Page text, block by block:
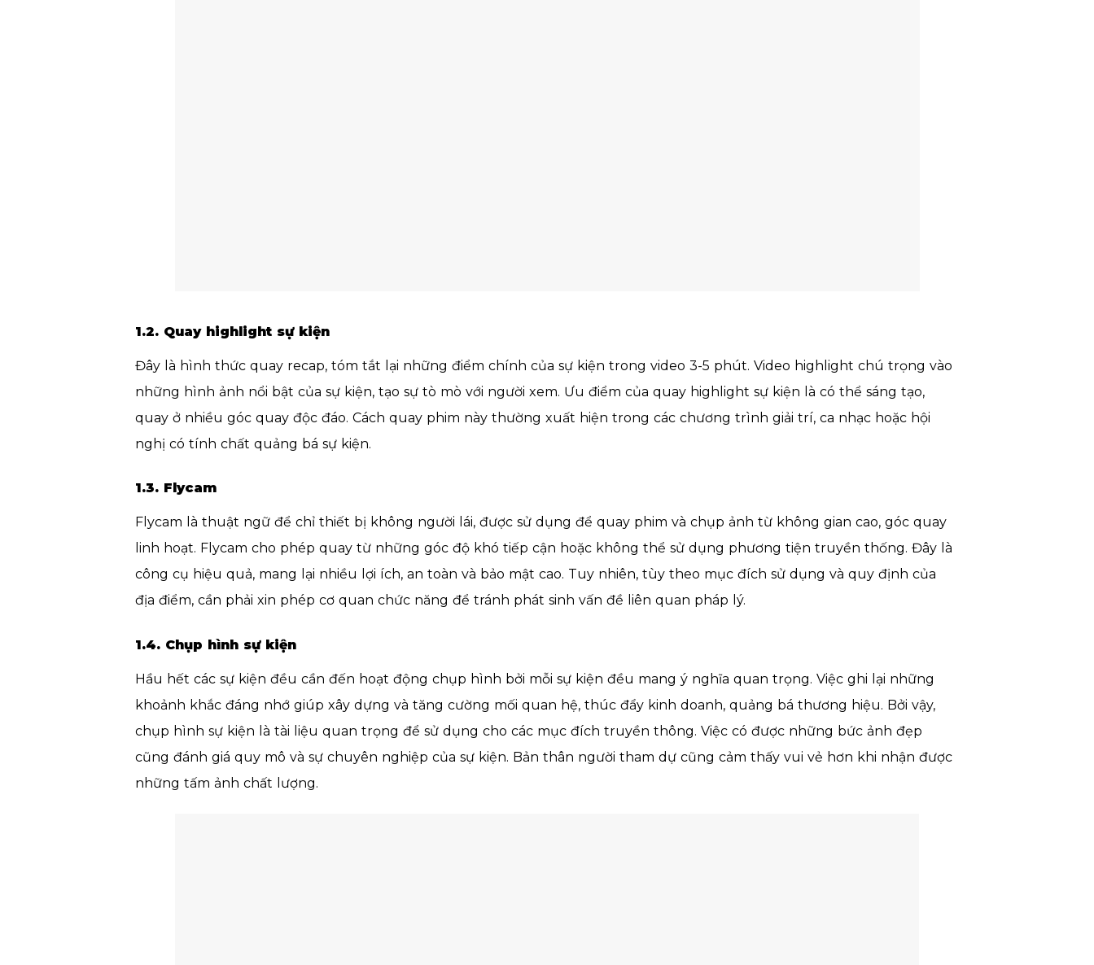
1.2. Quay highlight sự kiện
Đây là hình thức quay recap, tóm tắt lại những điểm chính của sự kiện trong video 3-5 phút. Video highlight chú trọng vào
những hình ảnh nổi bật của sự kiện, tạo sự tò mò với người xem. Ưu điểm của quay highlight sự kiện là có thể sáng tạo,
quay ở nhiều góc quay độc đáo. Cách quay phim này thường xuất hiện trong các chương trình giải trí, ca nhạc hoặc hội
nghị có tính chất quảng bá sự kiện.
1.3. Flycam
Flycam là thuật ngữ để chỉ thiết bị không người lái, được sử dụng để quay phim và chụp ảnh từ không gian cao, góc quay
linh hoạt. Flycam cho phép quay từ những góc độ khó tiếp cận hoặc không thể sử dụng phương tiện truyền thống. Đây là
công cụ hiệu quả, mang lại nhiều lợi ích, an toàn và bảo mật cao. Tuy nhiên, tùy theo mục đích sử dụng và quy định của
địa điểm, cần phải xin phép cơ quan chức năng để tránh phát sinh vấn đề liên quan pháp lý.
1.4. Chụp hình sự kiện
Hầu hết các sự kiện đều cần đến hoạt động chụp hình bởi mỗi sự kiện đều mang ý nghĩa quan trọng. Việc ghi lại những
khoảnh khắc đáng nhớ giúp xây dựng và tăng cường mối quan hệ, thúc đẩy kinh doanh, quảng bá thương hiệu. Bởi vậy,
chụp hình sự kiện là tài liệu quan trọng để sử dụng cho các mục đích truyền thông. Việc có được những bức ảnh đẹp
cũng đánh giá quy mô và sự chuyên nghiệp của sự kiện. Bản thân người tham dự cũng cảm thấy vui vẻ hơn khi nhận được
những tấm ảnh chất lượng.